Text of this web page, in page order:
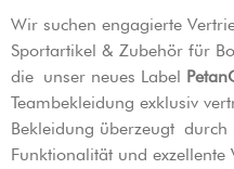
Wir suchen engagierte
Sportartikel & Zubehör für
die unser neues Label
Teambekleidung exklusiv
Bekleidung überzeugt durch
Funktionalität und